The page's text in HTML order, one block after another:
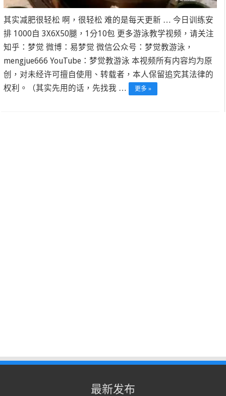
其实减肥很轻松 啊，很轻松 难的是每天更新 … 今日训练安
排 1000自 3X6X50腿，1分10包 更多游泳教学视频，请关注
知乎：梦觉 微博：易梦觉 微信公众号：梦觉教游泳，
mengjue666 YouTube：梦觉教游泳 本视频所有内容均为原
创，对未经许可擅自使用、转载者，本人保留追究其法律的
权利。（其实先用的话，先找我 …
更多 »
最新发布